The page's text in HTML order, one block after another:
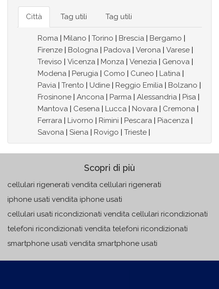
Città Tag utili Tag utili
Roma Milano Torino Brescia Bergamo
Firenze
Bologna Padova Verona Varese
Treviso
Vicenza Monza Venezia Genova
Modena
Perugia Como Cuneo Latina
Pavia
Trento Udine Reggio Emilia Bolzano
Frosinone
Ancona Parma Alessandria Pisa
Mantova
Cesena Lucca Novara Cremona
Ferrara
Livorno Rimini Pescara Piacenza
Savona
Siena Rovigo Trieste
Scopri di più
cellulari rigenerati vendita cellulari rigenerati
iphone usati vendita iphone usati
cellulari usati ricondizionati vendita cellulari ricondizionati
telefoni ricondizionati vendita telefoni ricondizionati
smartphone usati vendita smartphone usati